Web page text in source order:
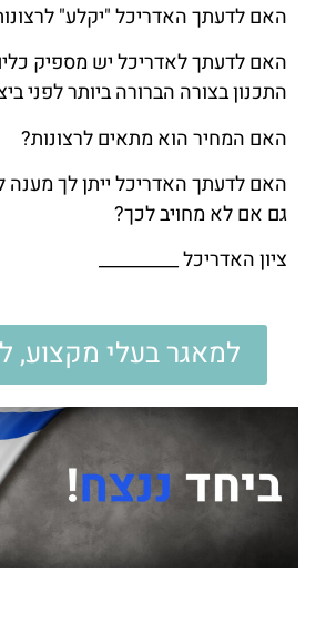
האם לדעתך האדריכל "יקלע"
האם לדעתך לאדריכל יש מספיק
התכנון בצורה הברורה ביותר לפני
האם המחיר הוא מתאים לרצונות?
האם לדעתך האדריכל ייתן לך מענה
גם אם לא מחויב לכך?
ציון האדריכל _________
למאגר בעלי מקצוע,